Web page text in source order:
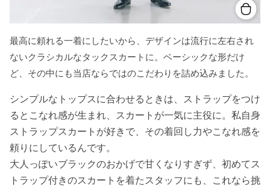
最高に頼れる一着にしたいから、デザインは流行に左右され
ないクラシカルなタックスカートに。ベーシックな形だけ
ど、その中にも当店ならではのこだわりを詰め込みました。
シンプルなトップスに合わせるときは、ストラップをつけ
るとこなれ感が生まれ、スカートが一気に主役に。私自身
ストラップスカートが好きで、その着回し力やこなれ感を
頼りにしているんです。
大人っぽいブラックのおかげで甘くなりすぎず、初めてス
トラップ付きのスカートを着たスタッフにも、これなら挑